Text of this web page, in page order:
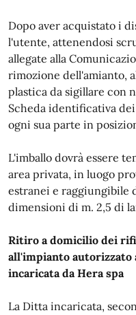
Dopo aver acquistato i
l'utente, attenendosi
allegate alla
rimozione dell'amianto,
plastica da sigillare con
Scheda identificativa
ogni sua parte in
L'imballo dovrà essere
area privata, in luogo
estranei e raggiungibile
dimensioni di m. 2,5 di
Ritiro a domicilio dei
all'impianto
incaricata da Hera spa
La Ditta incaricata,